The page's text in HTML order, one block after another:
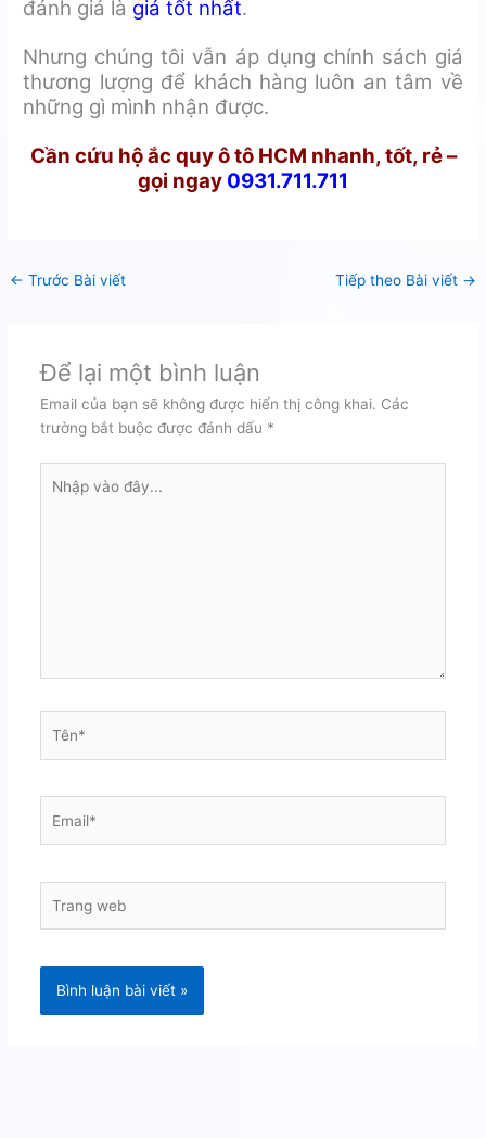
đánh giá là giá tốt nhất.
Nhưng chúng tôi vẫn áp dụng chính sách giá
thương lượng để khách hàng luôn an tâm về
những gì mình nhận được.
Cần cứu hộ ắc quy ô tô HCM nhanh, tốt, rẻ –
gọi ngay 0931.711.711
← Trước Bài viết Tiếp theo Bài viết →
Để lại một bình luận
Email của bạn sẽ không được hiển thị công khai. Các
trường bắt buộc được đánh dấu *
vào
web